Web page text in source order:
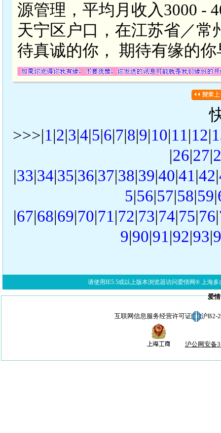
源管理，平均月收入3000 -
天宁区户口，在江苏省／
待真诚的你， 期待有缘的
>>>|1|2|3|4|5|6|7|8|9|10|11|12|
|26|27|
|33|34|35|36|37|38|39|40|41|42|
5|56|57|58|59|
|67|68|69|70|71|72|73|74|75|76|
9|90|91|92|93|
请使用IE5.5或以上版本浏览器访问爱情网® 上海多
爱
互联网信息服务经营许可证 沪B2-
沪公网安备